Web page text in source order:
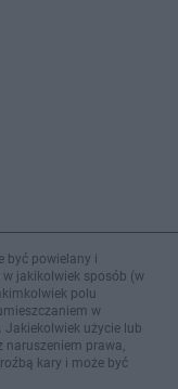
być powielany i
jakikolwiek sposób (w
polu
w
Jakiekolwiek użycie lub
naruszeniem prawa,
kary i może być